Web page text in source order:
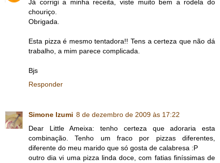
Já corrigi a minha receita, viste muito bem a rodela do
chouriço.
Obrigada.
Esta pizza é mesmo tentadora!! Tens a certeza que não dá
trabalho, a mim parece complicada.
Bjs
Responder
Simone Izumi 8 de dezembro de 2009 às 17:22
Dear Little Ameixa: tenho certeza que adoraria esta
combinação. Tenho um fraco por pizzas diferentes,
diferente do meu marido que só gosta de calabresa :P
outro dia vi uma pizza linda doce, com fatias finíssimas de